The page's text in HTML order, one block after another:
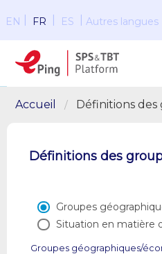
EN FR ES Autres langues
Accueil Définitions des
Définitions des
Groupes
Situation en matière
Groupes géographiques/